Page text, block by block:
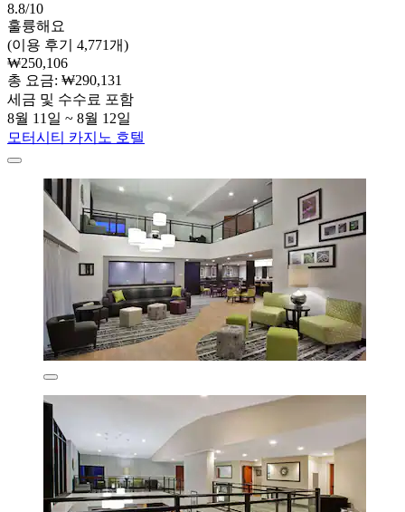
8.8/10
훌륭해요
(이용 후기 4,771개)
₩250,106
총 요금: ₩290,131
세금 및 수수료 포함
8월 11일 ~ 8월 12일
모터시티 카지노 호텔